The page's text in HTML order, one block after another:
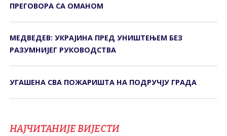
ПРЕГОВОРА СА ОМАНОМ
МЕДВЕДЕВ: УКРАЈИНА ПРЕД УНИШТЕЊЕМ БЕЗ
РАЗУМНИЈЕГ РУКОВОДСТВА
УГАШЕНА СВА ПОЖАРИШТА НА ПОДРУЧЈУ ГРАДА
НАЈЧИТАНИЈЕ ВИЈЕСТИ